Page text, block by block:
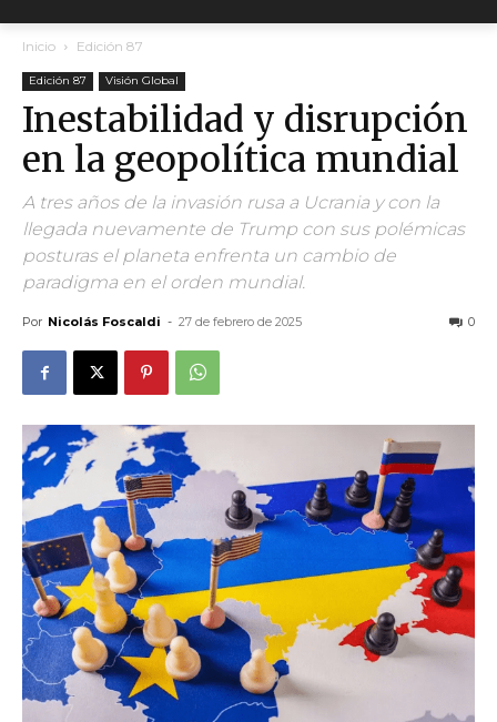
Inicio Edición 87
Edición 87 Visión Global
Inestabilidad y disrupción
en la geopolítica mundial
A tres años de la invasión rusa a Ucrania y con la
llegada nuevamente de Trump con sus polémicas
posturas el planeta enfrenta un cambio de
paradigma en el orden mundial.
Por Nicolás Foscaldi - 27 de febrero de 2025 0